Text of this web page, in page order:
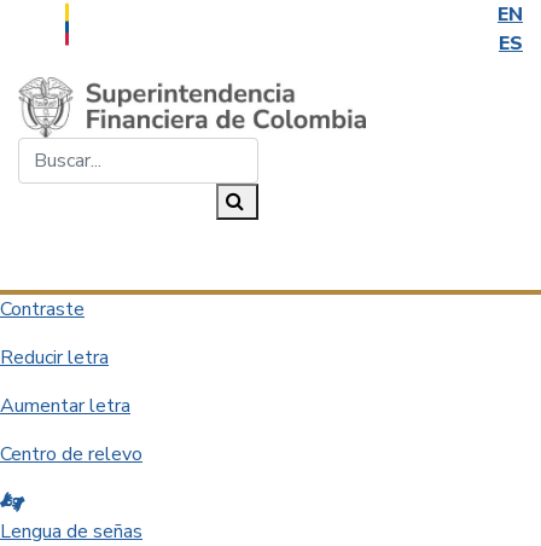
EN
ES
Saltar al contenido principal
Contraste
Reducir letra
Aumentar letra
Centro de relevo
Lengua de señas